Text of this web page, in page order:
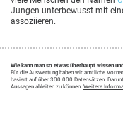
Jungen unterbewusst mit
assoziieren.
Wie kann man so etwas überhaupt wissen
Für die Auswertung haben wir amtliche
basiert auf über 300.000 Datensätzen.
Aussagen ableiten zu können. Weitere